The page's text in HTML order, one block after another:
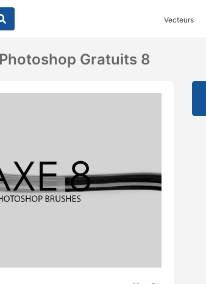
Vecteurs
Gratuits 8